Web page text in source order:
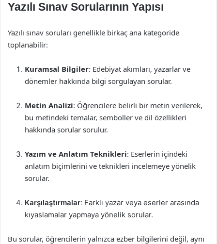
Yazılı Sınav Sorularının Yapısı
Yazılı sınav soruları genellikle birkaç ana kategoride
toplanabilir:
Kuramsal Bilgiler: Edebiyat akımları, yazarlar ve
dönemler hakkında bilgi sorgulayan sorular.
Metin Analizi: Öğrencilere belirli bir metin verilerek,
bu metindeki temalar, semboller ve dil özellikleri
hakkında sorular sorulur.
Yazım ve Anlatım Teknikleri: Eserlerin içindeki
anlatım biçimlerini ve teknikleri incelemeye yönelik
sorular.
Karşılaştırmalar: Farklı yazar veya eserler arasında
kıyaslamalar yapmaya yönelik sorular.
Bu sorular, öğrencilerin yalnızca ezber bilgilerini değil, aynı